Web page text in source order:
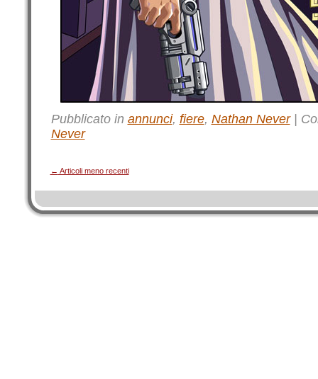
Pubblicato in annunci, fiere, Nathan Never|
Never
← Articoli meno recenti